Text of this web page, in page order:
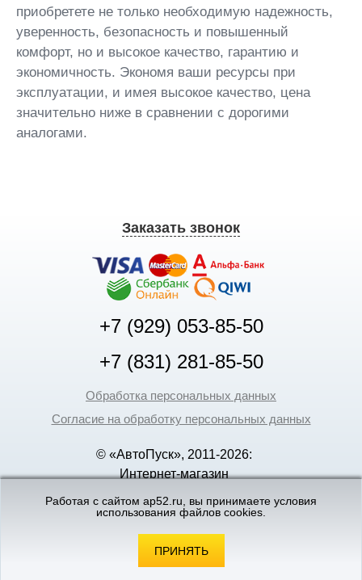
приобретете не только необходимую надежность,
уверенность, безопасность и повышенный
комфорт, но и высокое качество, гарантию и
экономичность. Экономя ваши ресурсы при
эксплуатации, и имея высокое качество, цена
значительно ниже в сравнении с дорогими
аналогами.
Заказать звонок
+7 (929) 053-85-50
+7 (831) 281-85-50
Обработка персональных данных
Согласие на обработку персональных данных
© «АвтоПуск», 2011-2026:
Интернет-магазин
Новгороде
интернет-магазинов
Работая с сайтом ap52.ru, вы принимаете условия
использования файлов cookies.
ПРИНЯТЬ